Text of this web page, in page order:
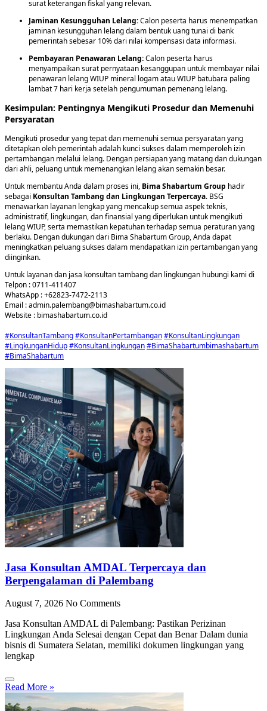
surat keterangan fiskal yang relevan.
Jaminan Kesungguhan Lelang:Calon peserta harus menempatkan
jaminan kesungguhan lelang dalam bentuk uang tunai di bank
pemerintah sebesar 10% dari nilai kompensasi data informasi.
Pembayaran Penawaran Lelang:Calon peserta harus
menyampaikan surat pernyataan kesanggupan untuk membayar nilai
penawaran lelang WIUP mineral logam atau WIUP batubara paling
lambat 7 hari kerja setelah pengumuman pemenang lelang.
Kesimpulan: Pentingnya Mengikuti Prosedur dan Memenuhi
Persyaratan
Mengikuti prosedur yang tepat dan memenuhi semua persyaratan yang
ditetapkan oleh pemerintah adalah kunci sukses dalam memperoleh izin
pertambangan melalui lelang. Dengan persiapan yang matang dan dukungan
dari ahli, peluang untuk memenangkan lelang akan semakin besar.
Untuk membantu Anda dalam proses ini, Bima Shabartum Group hadir
sebagai Konsultan Tambang dan Lingkungan Terpercaya. BSG
menawarkan layanan lengkap yang mencakup semua aspek teknis,
administratif, lingkungan, dan finansial yang diperlukan untuk mengikuti
lelang WIUP, serta memastikan kepatuhan terhadap semua peraturan yang
berlaku. Dengan dukungan dari Bima Shabartum Group, Anda dapat
meningkatkan peluang sukses dalam mendapatkan izin pertambangan yang
diinginkan.
Untuk layanan dan jasa konsultan tambang dan lingkungan hubungi kami di
Telpon : 0711-411407
WhatsApp : +62823-7472-2113
Email : admin.palembang@bimashabartum.co.id
Website : bimashabartum.co.id
#KonsultanTambang#KonsultanPertambangan#KonsultanLingkungan
#LingkunganHidup#KonsultanLingkungan#BimaShabartumbimashabartum
#BimaShabartum
Jasa Konsultan AMDAL Terpercaya dan
Berpengalaman di Palembang
August 7, 2026 No Comments
Jasa Konsultan AMDAL di Palembang: Pastikan Perizinan
Lingkungan Anda Selesai dengan Cepat dan Benar Dalam dunia
bisnis di Sumatera Selatan, memiliki dokumen lingkungan yang
lengkap
Read More »